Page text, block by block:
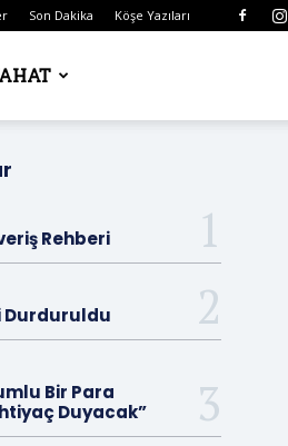
Son Dakika Köşe Yazıları
Rehberi
Durduruldu
Bir Para
Duyacak”